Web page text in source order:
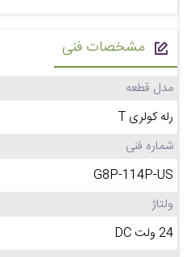
مشخصات فنی
مدل قطعه
رله کولری T
شماره فنی
G8P-114P-US
ولتاژ
24 ولت DC